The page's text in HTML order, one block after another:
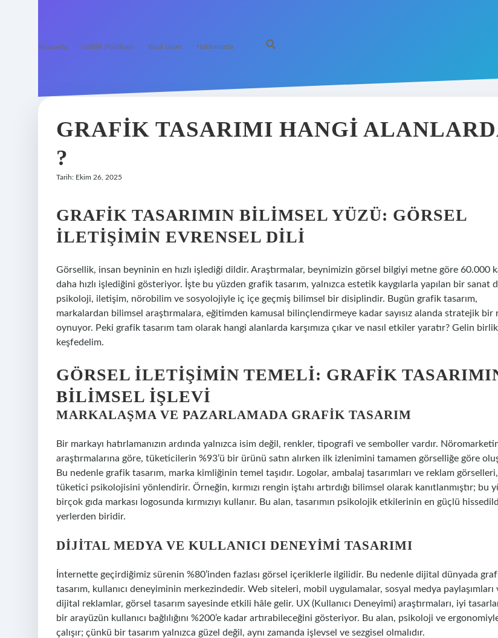
Anasayfa Gizlilik Politikası Yasal Uyarı Hakkımızda
GRAFIK TASARIMI HANGI
?
Tarih: Ekim 26, 2025
GRAFIK TASARIMIN BILIMSEL YÜZÜ: GÖRSEL
İLETIŞIMIN EVRENSEL DILI
Görsellik, insan beyninin en hızlı işlediği dildir. Araştırmalar, beynimizin görsel bilgiyi metne göre 60.000
daha hızlı işlediğini gösteriyor. İşte bu yüzden grafik tasarım, yalnızca estetik kaygılarla yapılan bir sanat
psikoloji, iletişim, nörobilim ve sosyolojiyle iç içe geçmiş bilimsel bir disiplindir. Bugün grafik tasarım,
markalardan bilimsel araştırmalara, eğitimden kamusal bilinçlendirmeye kadar sayısız alanda stratejik bir
oynuyor. Peki grafik tasarım tam olarak hangi alanlarda karşımıza çıkar ve nasıl etkiler yaratır? Gelin
keşfedelim.
GÖRSEL İLETIŞIMIN TEMELI: GRAFIK
BILIMSEL İŞLEVI
MARKALAŞMA VE PAZARLAMADA GRAFIK TASARIM
Bir markayı hatırlamanızın ardında yalnızca isim değil, renkler, tipografi ve semboller vardır.
araştırmalarına göre, tüketicilerin %93’ü bir ürünü satın alırken ilk izlenimini tamamen görselliğe göre
Bu nedenle grafik tasarım, marka kimliğinin temel taşıdır. Logolar, ambalaj tasarımları ve reklam görselleri,
tüketici psikolojisini yönlendirir. Örneğin, kırmızı rengin iştahı artırdığı bilimsel olarak kanıtlanmıştır; bu
birçok gıda markası logosunda kırmızıyı kullanır. Bu alan, tasarımın psikolojik etkilerinin en güçlü
yerlerden biridir.
DIJITAL MEDYA VE KULLANICI DENEYIMI TASARIMI
İnternette geçirdiğimiz sürenin %80’inden fazlası görsel içeriklerle ilgilidir. Bu nedenle dijital dünyada
tasarım, kullanıcı deneyiminin merkezindedir. Web siteleri, mobil uygulamalar, sosyal medya paylaşımları
dijital reklamlar, görsel tasarım sayesinde etkili hâle gelir. UX (Kullanıcı Deneyimi) araştırmaları, iyi
bir arayüzün kullanıcı bağlılığını %200’e kadar artırabileceğini gösteriyor. Bu alan, psikoloji ve
çalışır; çünkü bir tasarım yalnızca güzel değil, aynı zamanda işlevsel ve sezgisel olmalıdır.